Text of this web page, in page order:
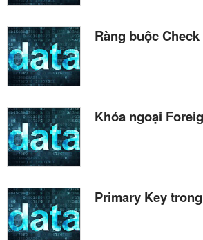
Ràng buộc
Khóa ngoại
Primary Key